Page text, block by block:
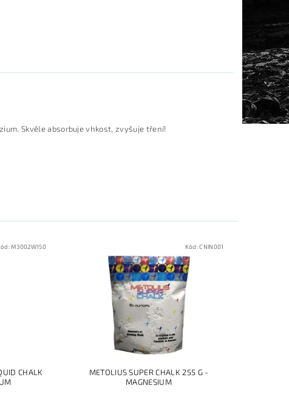
Skvěle absorbuje vhkost, zvyšuje tření!
M3002W150
CHALK
Kód:CNIN001
METOLIUS SUPER CHALK 255 G -
MAGNESIUM